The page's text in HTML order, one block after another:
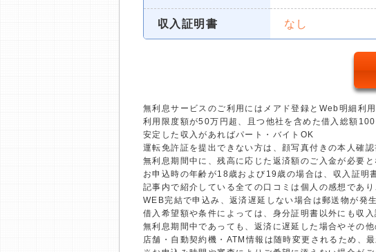
収入証明書 なし
無利息サービスのご利用にはメアド登録とWeb明細利用
利用限度額が50万円超、且つ他社を含めた借入総額
安定した収入があればパート・バイトOK
運転免許証を提出できない方は、顔写真付きの本人確認
無利息期間中に、残高に応じた返済額のご入金が必要と
お申込時の年齢が18歳および19歳の場合は、収入証明
記事内で紹介している全ての口コミは個人の感想であ
WEB完結で申込み、返済遅延しない場合は郵送物が発生
借入希望額や条件によっては、身分証明書以外にも収
無利息期間中であっても、返済に遅延した場合やその
店舗・自動契約機・ATM情報は随時変更されるため、